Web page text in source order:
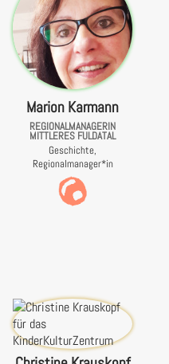
Marion Karmann
REGIONALMANAGERIN
MITTLERES FULDATAL
Geschichte,
Regionalmanager*in